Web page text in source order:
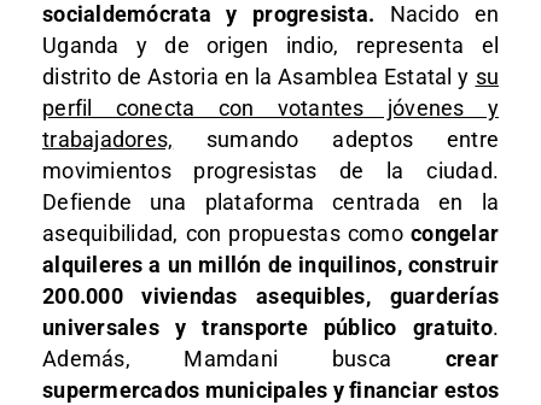
socialdemócrata y progresista. Nacido en
Uganda y de origen indio, representa el
distrito de Astoria en la Asamblea Estatal y su
perfil conecta con votantes jóvenes y
trabajadores, sumando adeptos entre
movimientos progresistas de la ciudad.
Defiende una plataforma centrada en la
asequibilidad, con propuestas como congelar
alquileres a un millón de inquilinos, construir
200.000 viviendas asequibles, guarderías
universales y transporte público gratuito.
Además, Mamdani busca crear
supermercados municipales y financiar estos